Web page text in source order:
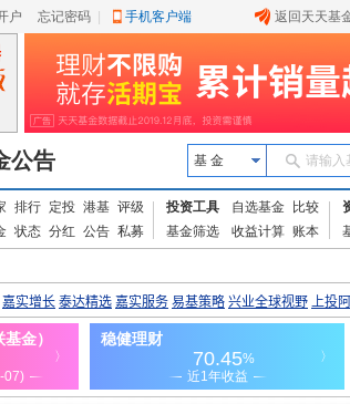
户 忘记密码 手机客户端 返回天天基
公告 基 金 请输入
排行 定投 港基 评级
状态 分红 公告 私募
投资工具 自选基金
比较
基金筛选
收益计算 账本